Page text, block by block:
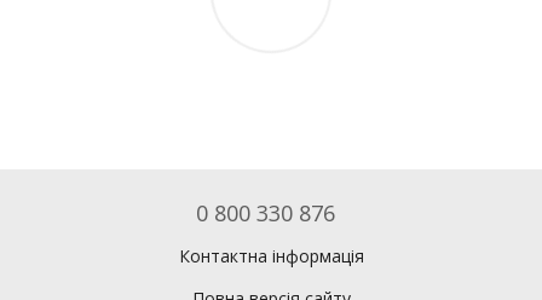
0 800 330 876
Контактна інформація